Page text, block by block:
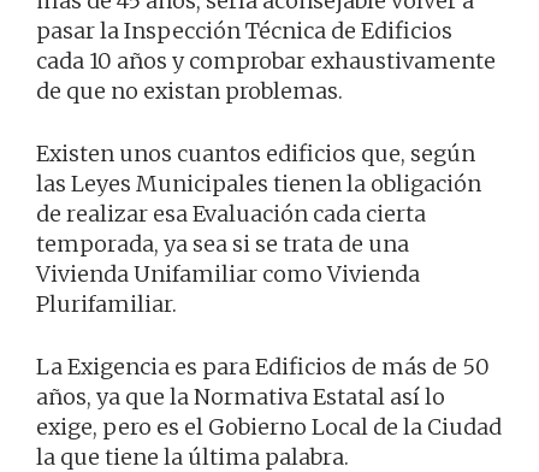
pasar la Inspección Técnica de Edificios
cada 10 años y comprobar exhaustivamente
de que no existan problemas.
Existen unos cuantos edificios que, según
las Leyes Municipales tienen la obligación
de realizar esa Evaluación cada cierta
temporada, ya sea si se trata de una
Vivienda Unifamiliar como Vivienda
Plurifamiliar.
La Exigencia es para Edificios de más de 50
años, ya que la Normativa Estatal así lo
exige, pero es el Gobierno Local de la Ciudad
la que tiene la última palabra.